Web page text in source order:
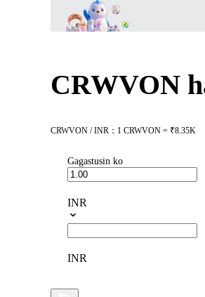
CRWVON
CRWVON / INR：1 CRWVON = ₹8.35K
Gagastusin ko
INR
INR